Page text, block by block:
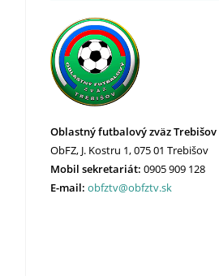
Oblastný futbalový zväz Trebišov
ObFZ, J. Kostru 1, 075 01 Trebišov
Mobil sekretariát: 0905 909 128
E-mail: obfztv@obfztv.sk